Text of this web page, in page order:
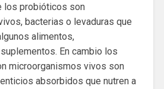
los probióticos son
bacterias o levaduras que
alimentos,
En cambio los
microorganismos vivos son
absorbidos que nutren a